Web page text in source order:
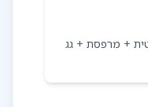
פרטית + מרפסת + גג